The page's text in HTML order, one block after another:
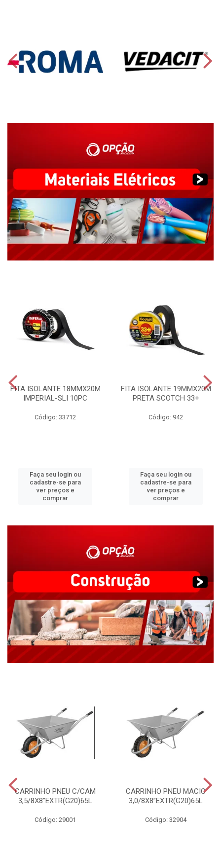
FITA ISOLANTE 18MMX20M
IMPERIAL-SLI 10PC
Código: 33712
Faça seu login ou
cadastre-se para
ver preços e
comprar
FITA ISOLANTE 19MMX20M
PRETA SCOTCH 33+
Código: 942
Faça seu login ou
cadastre-se para
ver preços e
comprar
CARRINHO PNEU C/CAM
3,5/8X8”EXTR(G20)65L
Código: 29001
CARRINHO PNEU MACIC
3,0/8X8”EXTR(G20)65L
Código: 32904